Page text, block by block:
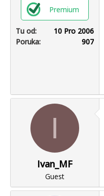
Premium
Tu od
10 Pro 2006
Poruka
907
I
Ivan_MF
Guest